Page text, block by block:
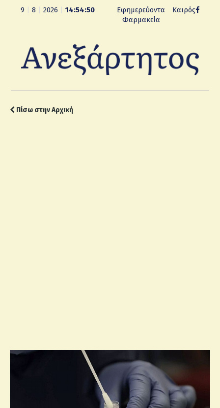
9 8 2026 14:54:50
Εφημερεύοντα
Φαρμακεία
Καιρός
Πίσω στην Αρχική